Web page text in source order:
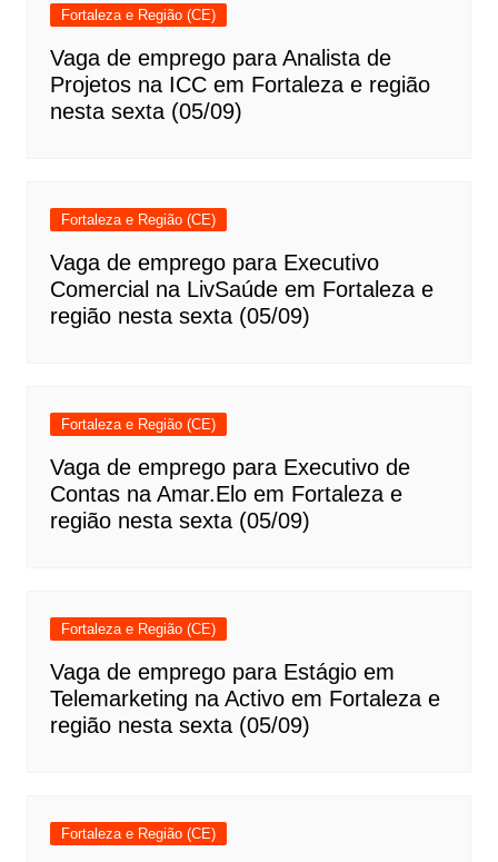
Fortaleza e Região (CE)
Vaga de emprego para Analista de
Projetos na ICC em Fortaleza e região
nesta sexta (05/09)
Fortaleza e Região (CE)
Vaga de emprego para Executivo
Comercial na LivSaúde em Fortaleza e
região nesta sexta (05/09)
Fortaleza e Região (CE)
Vaga de emprego para Executivo de
Contas na Amar.Elo em Fortaleza e
região nesta sexta (05/09)
Fortaleza e Região (CE)
Vaga de emprego para Estágio em
Telemarketing na Activo em Fortaleza e
região nesta sexta (05/09)
Fortaleza e Região (CE)